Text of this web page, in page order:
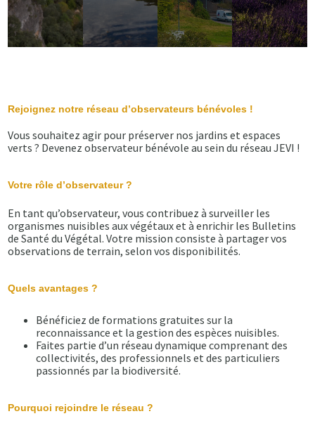
Rejoignez notre réseau d’observateurs bénévoles !
Vous souhaitez agir pour préserver nos jardins et espaces
verts ? Devenez observateur bénévole au sein du réseau JEVI !
Votre rôle d’observateur ?
En tant qu’observateur, vous contribuez à surveiller les
organismes nuisibles aux végétaux et à enrichir les Bulletins
de Santé du Végétal. Votre mission consiste à partager vos
observations de terrain, selon vos disponibilités.
Quels avantages ?
Bénéficiez de formations gratuites sur la
reconnaissance et la gestion des espèces nuisibles.
Faites partie d’un réseau dynamique comprenant des
collectivités, des professionnels et des particuliers
passionnés par la biodiversité.
Pourquoi rejoindre le réseau ?